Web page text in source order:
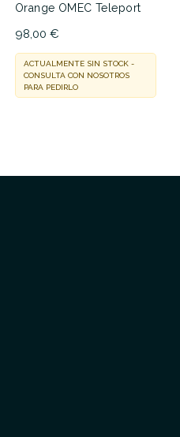
Orange OMEC Teleport
98,00 €
ACTUALMENTE SIN STOCK -
CONSULTA CON NOSOTROS
PARA PEDIRLO